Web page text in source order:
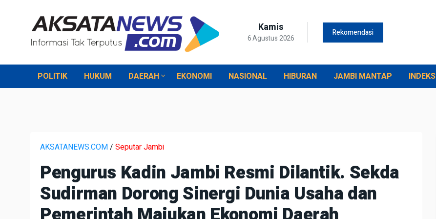
Kamis
6 Agustus 2026
Rekomendasi
POLITIK HUKUM DAERAH EKONOMI NASIONAL HIBURAN JAMBI MANTAP INDEKS
AKSATANEWS.COM/ Seputar Jambi
Pengurus Kadin Jambi Resmi Dilantik. Sekda
Sudirman Dorong Sinergi Dunia Usaha dan